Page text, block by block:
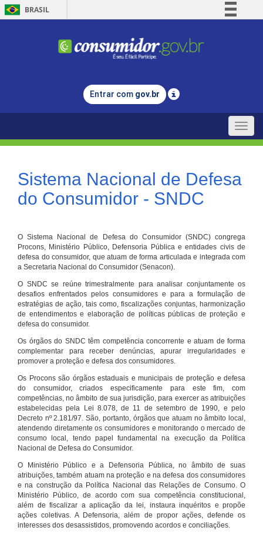
BRASIL
Comunica BR
Legislação
Entrar com gov.br
Toggle
Sistema Nacional de Defesa
do Consumidor - SNDC
O Sistema Nacional de Defesa do Consumidor (SNDC) congrega
Procons, Ministério Público, Defensoria Pública e entidades civis de
defesa do consumidor, que atuam de forma articulada e integrada com
a Secretaria Nacional do Consumidor (Senacon).
O SNDC se reúne trimestralmente para analisar conjuntamente os
desafios enfrentados pelos consumidores e para a formulação de
estratégias de ação, tais como, fiscalizações conjuntas, harmonização
de entendimentos e elaboração de políticas públicas de proteção e
defesa do consumidor.
Os órgãos do SNDC têm competência concorrente e atuam de forma
complementar para receber denúncias, apurar irregularidades e
promover a proteção e defesa dos consumidores.
Os Procons são órgãos estaduais e municipais de proteção e defesa
do consumidor, criados especificamente para este fim, com
competências, no âmbito de sua jurisdição, para exercer as atribuições
estabelecidas pela Lei 8.078, de 11 de setembro de 1990, e pelo
Decreto nº 2.181/97. São, portanto, órgãos que atuam no âmbito local,
atendendo diretamente os consumidores e monitorando o mercado de
consumo local, tendo papel fundamental na execução da Política
Nacional de Defesa do Consumidor.
O Ministério Público e a Defensoria Pública, no âmbito de suas
atribuições, também atuam na proteção e na defesa dos consumidores
e na construção da Política Nacional das Relações de Consumo. O
Ministério Público, de acordo com sua competência constitucional,
além de fiscalizar a aplicação da lei, instaura inquéritos e propõe
ações coletivas. A Defensoria, além de propor ações, defende os
interesses dos desassistidos, promovendo acordos e conciliações.